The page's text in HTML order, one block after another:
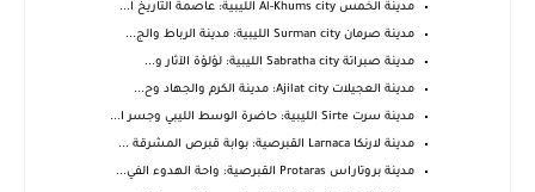
مدينة الخمس Al-Khums city الليبية: عاصمة التاريخ ا...
مدينة صرمان Surman city الليبية: مدينة الرباط والج...
مدينة صبراتة Sabratha city الليبية: لؤلؤة الآثار و...
مدينة العجيلات Ajilat city: مدينة الكرم والجهاد وح...
مدينة سرت Sirte الليبية: حاضرة الوسط الليبي وجسر ا...
مدينة لارنكا Larnaca القبرصية: بوابة قبرص المشرقة ...
مدينة بروتاراس Protaras القبرصية: واحة الهدوء الفي...